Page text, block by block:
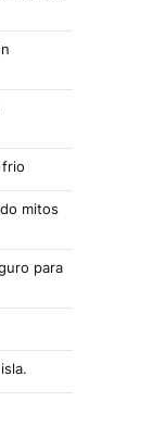
frio
mitos
para